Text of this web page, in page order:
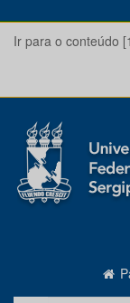
Ir para o conteúdo